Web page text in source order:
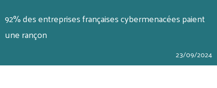
92% des entreprises françaises cybermenacées paient
une rançon
23/09/2024